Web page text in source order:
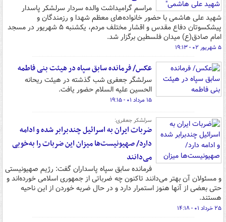
مراسم گرامیداشت والده سردار سرلشکر پاسدار
شهید علی هاشمی با حضور خانواده‌های معظم شهدا و رزمندگان و
پیشکسوتان دفاع مقدس و اقشار مختلف مردم، یکشنبه ۵ شهریور در مسجد
امام صادق(ع) میدان فلسطین برگزار شد.
۵ شهریور ۰۲ - ۱۹:۱۳
عکس/ فرمانده سابق سپاه در هیئت بنی فاطمه
سرلشگر جعفری شب گذشته در هیئت ریحانه
الحسین علیه السلام حضور یافت.
۱۵ مرداد ۰۱ - ۱۹:۱۵
سرلشکر جعفری:
ضربات ایران به اسرائیل چندبرابر شده و ادامه
دارد/ صهیونیست‌ها میزان این ضربات را به‌خوبی
می‌دانند
فرمانده سابق سپاه پاسداران گفت: رژیم صهیونیستی
و مسئولان آن بهتر می‌دانند تاکنون چه ضرباتی از جمهوری اسلامی خورده‌اند و
حتی بعضی از آنها هنوز استمرار دارد و در حال ضربه خوردن از این ناحیه
هستند.
۲۵ خرداد ۰۱ - ۱۴:۱۸